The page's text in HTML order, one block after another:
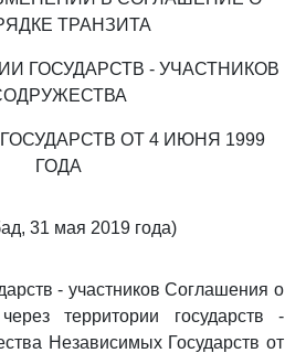
ТРАНЗИТА
ГОСУДАРСТВ - УЧАСТНИКОВ
ОТ 4 ИЮНЯ 1999
ГОДА
31 мая 2019 года)
- участников Соглашения о
территории государств -
Независимых Государств от